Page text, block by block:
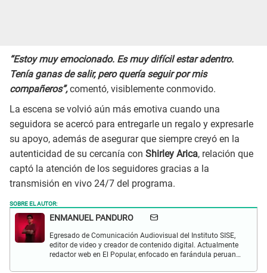
“Estoy muy emocionado. Es muy difícil estar adentro.
Tenía ganas de salir, pero quería seguir por mis
compañeros”,comentó, visiblemente conmovido.
La escena se volvió aún más emotiva cuando una
seguidora se acercó para entregarle un regalo y expresarle
su apoyo, además de asegurar que siempre creyó en la
autenticidad de su cercanía con Shirley Arica, relación que
captó la atención de los seguidores gracias a la
transmisión en vivo 24/7 del programa.
SOBRE EL AUTOR:
ENMANUEL PANDURO
Egresado de Comunicación Audiovisual del Instituto SISE,
editor de video y creador de contenido digital. Actualmente
redactor web en El Popular, enfocado en farándula peruana,